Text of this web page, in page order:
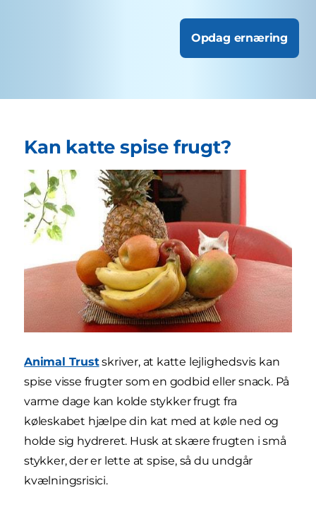
Opdag ernæring
Kan katte spise frugt?
Animal Trustskriver, at katte lejlighedsvis kan
spise visse frugter som en godbid eller snack. På
varme dage kan kolde stykker frugt fra
køleskabet hjælpe din kat med at køle ned og
holde sig hydreret. Husk at skære frugten i små
stykker, der er lette at spise, så du undgår
kvælningsrisici.